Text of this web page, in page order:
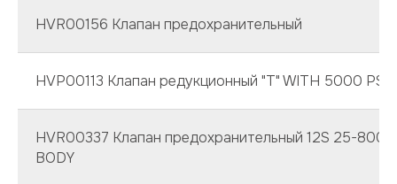
HVR00156 Клапан предохранительный
HVP00113 Клапан редукционный "T" WITH 5000 PSI
HVR00337 Клапан предохранительный 12S 25-800
BODY